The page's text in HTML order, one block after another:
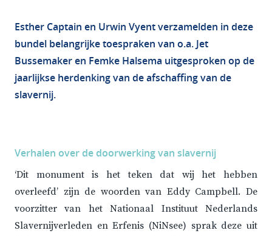
Esther Captain en Urwin Vyent verzamelden in deze
bundel belangrijke toespraken van o.a. Jet
Bussemaker en Femke Halsema uitgesproken op de
jaarlijkse herdenking van de afschaffing van de
slavernij.
Verhalen over de doorwerking van slavernij
‘Dit monument is het teken dat wij het hebben
overleefd’ zijn de woorden van Eddy Campbell. De
voorzitter van het Nationaal Instituut Nederlands
Slavernijverleden en Erfenis (NiNsee) sprak deze uit